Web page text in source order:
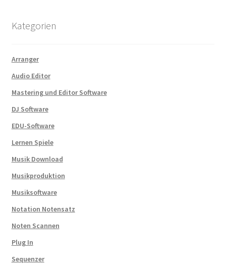
Kategorien
Arranger
Audio Editor
Mastering und Editor Software
DJ Software
EDU-Software
Lernen Spiele
Musik Download
Musikproduktion
Musiksoftware
Notation Notensatz
Noten Scannen
Plug In
Sequenzer